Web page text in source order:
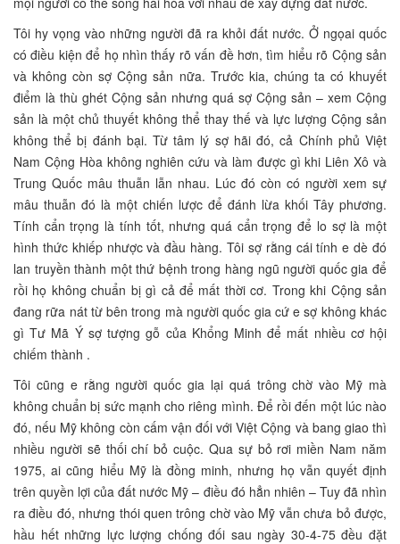
Tôi hy vọng vào những người đã ra khỏi đất nước. Ở ngọai quốc
có điều kiện để họ nhìn thấy rõ vấn đề hơn, tìm hiểu rõ Cộng sản
và không còn sợ Cộng sản nữa. Trước kia, chúng ta có khuyết
điểm là thù ghét Cộng sản nhưng quá sợ Cộng sản – xem Cộng
sản là một chủ thuyết không thể thay thế và lực lượng Cộng sản
không thể bị đánh bại. Từ tâm lý sợ hãi đó, cả Chính phủ Việt
Nam Cộng Hòa không nghiên cứu và làm được gì khi Liên Xô và
Trung Quốc mâu thuẫn lẫn nhau. Lúc đó còn có người xem sự
mâu thuẫn đó là một chiến lược để đánh lừa khối Tây phương.
Tính cẩn trọng là tính tốt, nhưng quá cẩn trọng để lo sợ là một
hình thức khiếp nhược và đầu hàng. Tôi sợ rằng cái tính e dè đó
lan truyền thành một thứ bệnh trong hàng ngũ người quốc gia để
rồi họ không chuẩn bị gì cả để mất thời cơ. Trong khi Cộng sản
đang rữa nát từ bên trong mà người quốc gia cứ e sợ không khác
gì Tư Mã Ý sợ tượng gỗ của Khổng Minh để mất nhiều cơ hội
chiếm thành .
Tôi cũng e rằng người quốc gia lại quá trông chờ vào Mỹ mà
không chuẩn bị sức mạnh cho riêng mình. Để rồi đến một lúc nào
đó, nếu Mỹ không còn cấm vận đối với Việt Cộng và bang giao thì
nhiều người sẽ thối chí bỏ cuộc. Qua sự bỏ rơi miền Nam năm
1975, ai cũng hiểu Mỹ là đồng minh, nhưng họ vẫn quyết định
trên quyền lợi của đất nước Mỹ – điều đó hẳn nhiên – Tuy đã nhìn
ra điều đó, nhưng thói quen trông chờ vào Mỹ vẫn chưa bỏ được,
hầu hết những lực lượng chống đối sau ngày 30-4-75 đều đặt